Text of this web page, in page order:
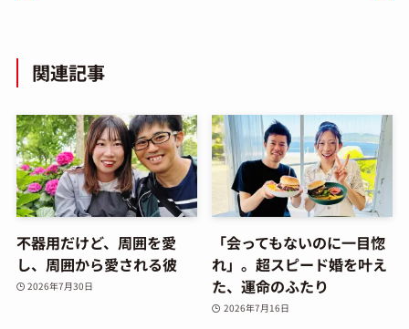
関連記事
不器用だけど、周囲を愛
し、周囲から愛される彼
2026年7月30日
「会ってもないのに一目惚
れ」。超スピード婚を叶え
た、運命のふたり
2026年7月16日